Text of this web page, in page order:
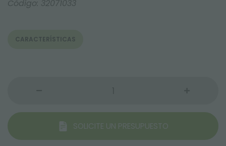
Código: 32071033
CARACTERÍSTICAS
SOLICITE UN PRESUPUESTO